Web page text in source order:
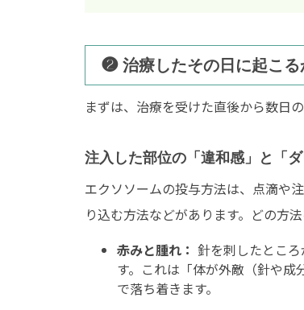
成人治療
脳卒中
糖尿病
不整脈
❷ 治療したその日に起こる
まずは、治療を受けた直後から数日
注入した部位の「違和感」と「ダ
エクソソームの投与方法は、点滴や
り込む方法などがあります。どの方
赤みと腫れ： 針を刺したとこ
す。これは「体が外敵（針や
で落ち着きます。